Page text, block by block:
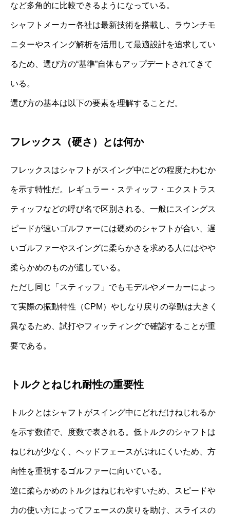
など多角的に比較できるようになっている。
シャフトメーカー各社は最新技術を搭載し、ラウンチモ
ニターやスイング解析を活用して最適設計を追求してい
るため、選び方の“基準”自体もアップデートされてきて
いる。
選び方の基本は以下の要素を理解することだ。
フレックス（硬さ）とは何か
フレックスはシャフトがスイング中にどの程度たわむか
を示す特性だ。レギュラー・スティッフ・エクストラス
ティッフなどの呼び名で区別される。一般にスイングス
ピードが速いゴルファーには硬めのシャフトが合い、遅
いゴルファーやスイングに柔らかさを求める人にはやや
柔らかめのものが適している。
ただし同じ「スティッフ」でもモデルやメーカーによっ
て実際の振動特性（CPM）やしなり戻りの挙動は大きく
異なるため、試打やフィッティングで確認することが重
要である。
トルクとねじれ耐性の重要性
トルクとはシャフトがスイング中にどれだけねじれるか
を示す数値で、度数で表される。低トルクのシャフトは
ねじれが少なく、ヘッドフェースがぶれにくいため、方
向性を重視するゴルファーに向いている。
逆に柔らかめのトルクはねじれやすいため、スピードや
力の使い方によってフェースの戻りを助け、スライスの